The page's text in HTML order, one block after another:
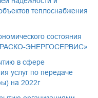
теплоснабжения
состояния
ЭНЕРГОСЕРВИС»
в сфере
услуг по передаче
на 2022г